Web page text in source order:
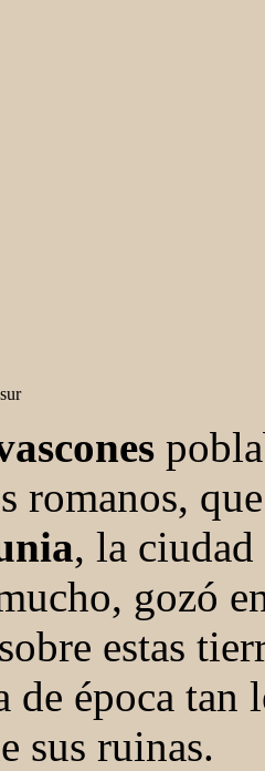
romanos,
, la ciudad
gozó
estas
de época
sus ruinas.